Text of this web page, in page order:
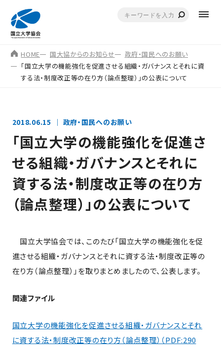
HOME 国大協からのお知らせ
政府・国民へのお願い
「国立大学の機能強化を促進させる組織・ガバナンスとそれに資
する法・制度改正等の在り方（論点整理）」の公表について
2018.06.15 政府・国民へのお願い
「国立大学の機能強化を促進さ
せる組織・ガバナンスとそれに
資する法・制度改正等の在り方
（論点整理）」の公表について
国立大学協会では、このたび「国立大学の機能強化を促
進させる組織・ガバナンスとそれに資する法・制度改正等の
在り方（論点整理）」を取りまとめましたので、公表します。
関連ファイル
国立大学の機能強化を促進させる組織・ガバナンスとそれ
に資する法・制度改正等の在り方（論点整理）（PDF:290